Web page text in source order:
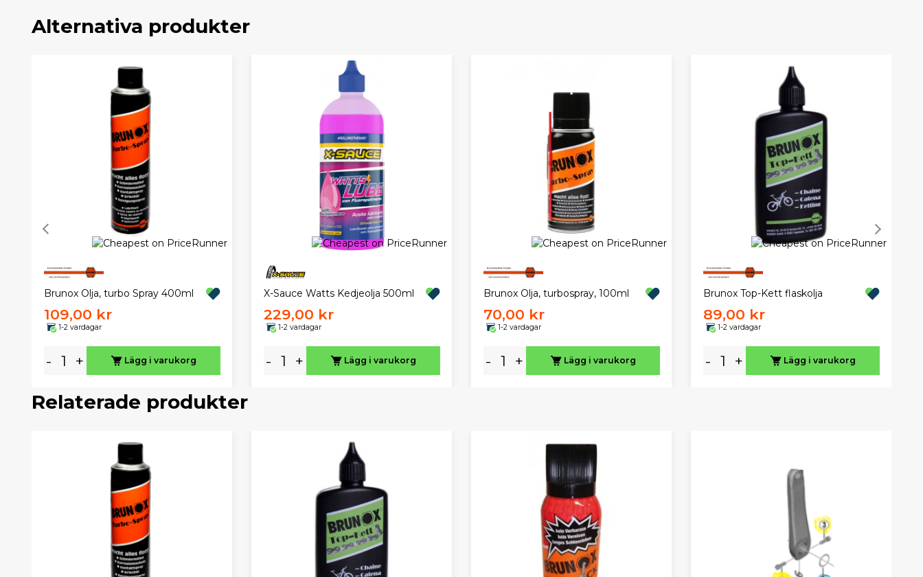
Alternativa produkter
Brunox Olja, turbo Spray 400ml
109,00 kr
1-2 vardagar
- + Lägg i varukorg
X-Sauce Watts Kedjeolja 500ml
229,00 kr
1-2 vardagar
- + Lägg i varukorg
Brunox Olja, turbospray, 100ml
70,00 kr
1-2 vardagar
- + Lägg i varukorg
Brunox Top-Kett flaskolja
89,00 kr
1-2 vardagar
- + Lägg i varukorg
Relaterade produkter